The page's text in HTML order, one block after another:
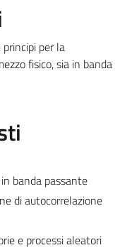
per la
fisico, sia in banda
banda passante
di autocorrelazione
e processi aleatori